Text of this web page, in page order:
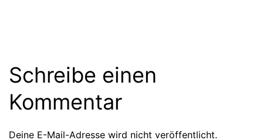
Schreibe einen
Kommentar
Deine E-Mail-Adresse wird nicht veröffentlicht.